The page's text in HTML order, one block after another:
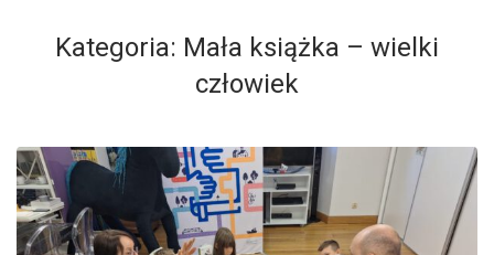
Kategoria: Mała książka – wielki
człowiek